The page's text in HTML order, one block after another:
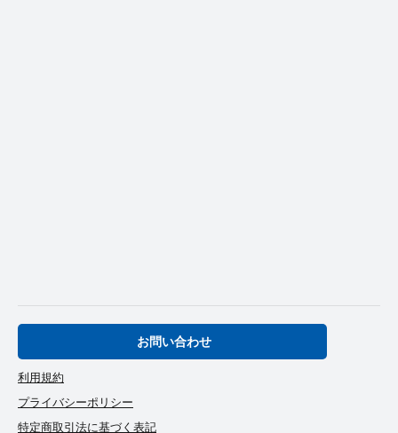
お問い合わせ
利用規約
プライバシーポリシー
特定商取引法に基づく表記